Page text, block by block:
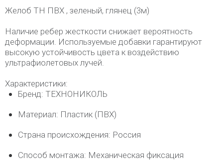
Желоб ТН ПВХ , зеленый, глянец (3м)
Наличие ребер жесткости снижает вероятность
деформации. Используемые добавки гарантируют
высокую устойчивость цвета к воздействию
ультрафиолетовых лучей.
Характеристики:
Бренд: ТЕХНОНИКОЛЬ
Материал: Пластик (ПВХ)
Страна происхождения: Россия
Способ монтажа: Механическая фиксация